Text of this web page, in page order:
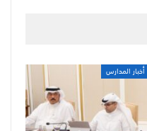
أخبار المدارس